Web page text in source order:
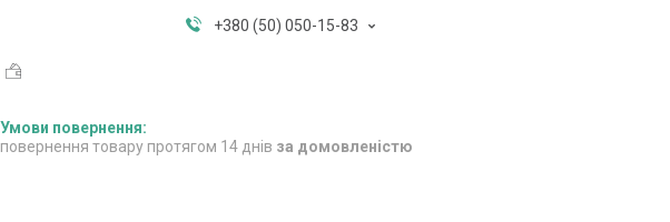
+380 (50) 050-15-83
повернення товару протягом 14 днів за домовленістю